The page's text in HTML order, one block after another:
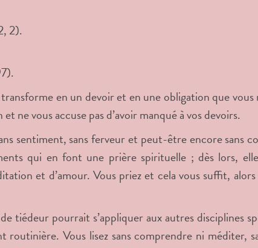
2).
en un devoir et en une obligation que
ne vous accuse pas d’avoir manqué à vos devoirs.
sentiment, sans ferveur et peut-être encore sans
qui en font une prière spirituelle ; dès lors,
et d’amour. Vous priez et cela vous suffit,
tiédeur pourrait s’appliquer aux autres disciplines
Vous lisez sans comprendre ni méditer,